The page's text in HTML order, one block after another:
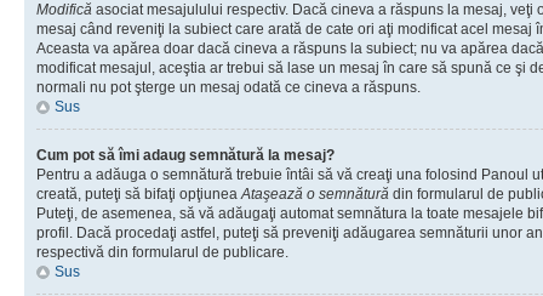
Modifică asociat mesajulului respectiv. Dacă cineva a răspuns la mesaj, veţi
mesaj când reveniţi la subiect care arată de cate ori aţi modificat acel mesaj
Aceasta va apărea doar dacă cineva a răspuns la subiect; nu va apărea
modificat mesajul, aceştia ar trebui să lase un mesaj în care să spună ce şi
normali nu pot şterge un mesaj odată ce cineva a răspuns.
Sus
Cum pot să îmi adaug semnătură la mesaj?
Pentru a adăuga o semnătură trebuie întâi să vă creaţi una folosind Panoul
creată, puteţi să bifaţi opţiuneaAtaşează o semnătură din formularul de
Puteţi, de asemenea, să vă adăugaţi automat semnătura la toate mesajele
profil. Dacă procedaţi astfel, puteţi să preveniţi adăugarea semnăturii unor
respectivă din formularul de publicare.
Sus